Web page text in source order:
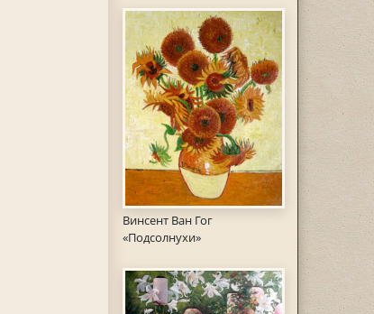
Винсент Ван Гог
«Подсолнухи»